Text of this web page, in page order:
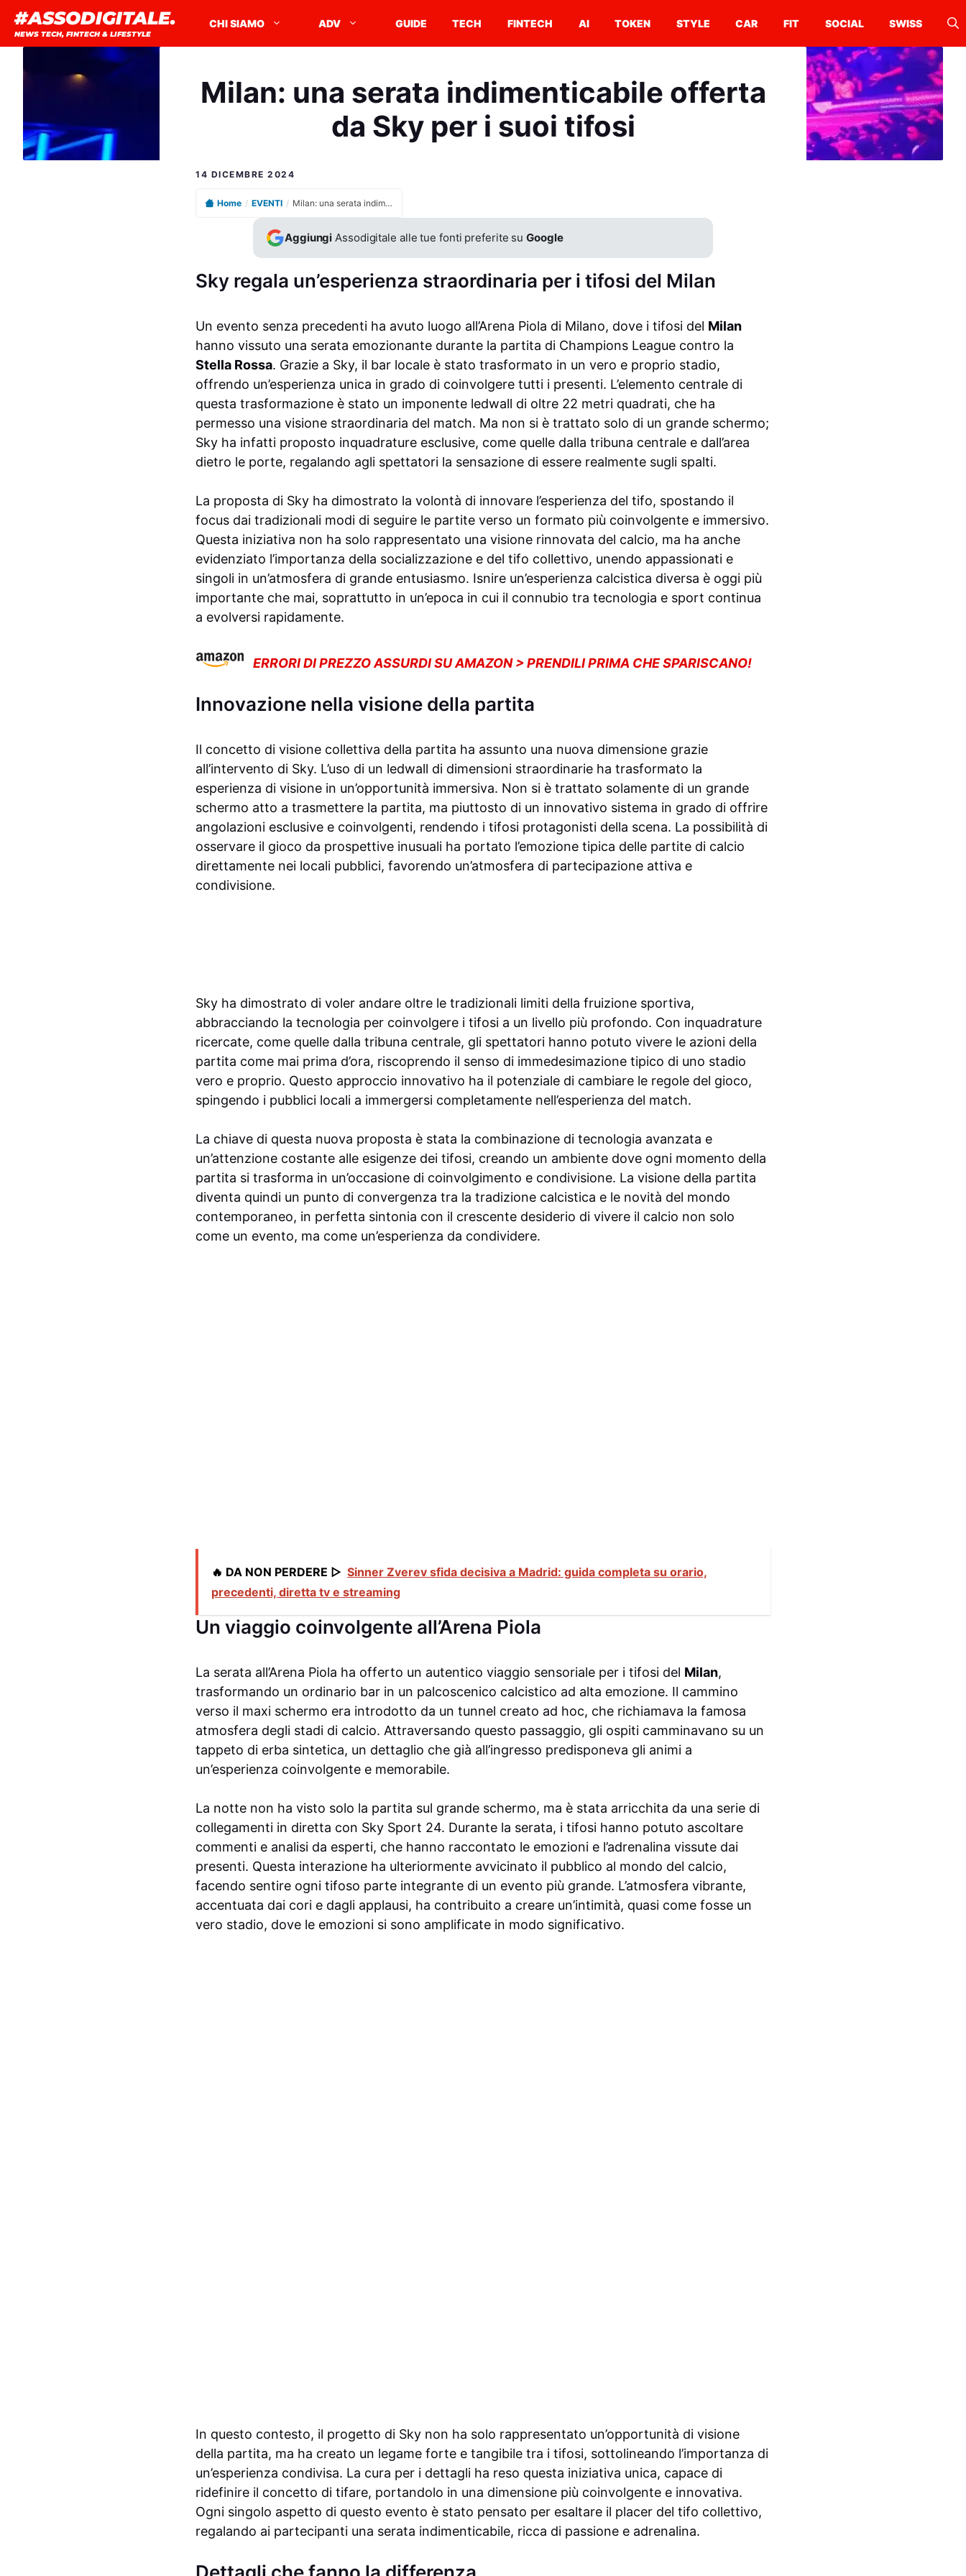
contenuto
#ASSODIGITALE.
NEWS TECH, FINTECH & LIFESTYLE
CHI SIAMO ADV GUIDE TECH FINTECH AI TOKEN STYLE CAR FIT SOCIAL SWISS
Milan: una serata indimenticabile offerta
da Sky per i suoi tifosi
14 DICEMBRE 2024
Home / EVENTI / Milan: una serata indimenticabile offerta da Sky per i suoi tifosi
Aggiungi Assodigitale alle tue fonti preferite suGoogle
Sky regala un’esperienza straordinaria per i tifosi del Milan
Un evento senza precedenti ha avuto luogo all’Arena Piola di Milano, dove i tifosi del Milan
hanno vissuto una serata emozionante durante la partita di Champions League contro la
Stella Rossa. Grazie a Sky, il bar locale è stato trasformato in un vero e proprio stadio,
offrendo un’esperienza unica in grado di coinvolgere tutti i presenti. L’elemento centrale di
questa trasformazione è stato un imponente ledwall di oltre 22 metri quadrati, che ha
permesso una visione straordinaria del match. Ma non si è trattato solo di un grande schermo;
Sky ha infatti proposto inquadrature esclusive, come quelle dalla tribuna centrale e dall’area
dietro le porte, regalando agli spettatori la sensazione di essere realmente sugli spalti.
La proposta di Sky ha dimostrato la volontà di innovare l’esperienza del tifo, spostando il
focus dai tradizionali modi di seguire le partite verso un formato più coinvolgente e immersivo.
Questa iniziativa non ha solo rappresentato una visione rinnovata del calcio, ma ha anche
evidenziato l’importanza della socializzazione e del tifo collettivo, unendo appassionati e
singoli in un’atmosfera di grande entusiasmo. Isnire un’esperienza calcistica diversa è oggi più
importante che mai, soprattutto in un’epoca in cui il connubio tra tecnologia e sport continua
a evolversi rapidamente.
ERRORI DI PREZZO ASSURDI SU AMAZON > PRENDILI PRIMA CHE SPARISCANO!
Innovazione nella visione della partita
Il concetto di visione collettiva della partita ha assunto una nuova dimensione grazie
all’intervento di Sky. L’uso di un ledwall di dimensioni straordinarie ha trasformato la
esperienza di visione in un’opportunità immersiva. Non si è trattato solamente di un grande
schermo atto a trasmettere la partita, ma piuttosto di un innovativo sistema in grado di offrire
angolazioni esclusive e coinvolgenti, rendendo i tifosi protagonisti della scena. La possibilità di
osservare il gioco da prospettive inusuali ha portato l’emozione tipica delle partite di calcio
direttamente nei locali pubblici, favorendo un’atmosfera di partecipazione attiva e
condivisione.
Sky ha dimostrato di voler andare oltre le tradizionali limiti della fruizione sportiva,
abbracciando la tecnologia per coinvolgere i tifosi a un livello più profondo. Con inquadrature
ricercate, come quelle dalla tribuna centrale, gli spettatori hanno potuto vivere le azioni della
partita come mai prima d’ora, riscoprendo il senso di immedesimazione tipico di uno stadio
vero e proprio. Questo approccio innovativo ha il potenziale di cambiare le regole del gioco,
spingendo i pubblici locali a immergersi completamente nell’esperienza del match.
La chiave di questa nuova proposta è stata la combinazione di tecnologia avanzata e
un’attenzione costante alle esigenze dei tifosi, creando un ambiente dove ogni momento della
partita si trasforma in un’occasione di coinvolgimento e condivisione. La visione della partita
diventa quindi un punto di convergenza tra la tradizione calcistica e le novità del mondo
contemporaneo, in perfetta sintonia con il crescente desiderio di vivere il calcio non solo
come un evento, ma come un’esperienza da condividere.
🔥 DA NON PERDERE ▷ Sinner Zverev sfida decisiva a Madrid: guida completa su orario,
precedenti, diretta tv e streaming
Un viaggio coinvolgente all’Arena Piola
La serata all’Arena Piola ha offerto un autentico viaggio sensoriale per i tifosi del Milan,
trasformando un ordinario bar in un palcoscenico calcistico ad alta emozione. Il cammino
verso il maxi schermo era introdotto da un tunnel creato ad hoc, che richiamava la famosa
atmosfera degli stadi di calcio. Attraversando questo passaggio, gli ospiti camminavano su un
tappeto di erba sintetica, un dettaglio che già all’ingresso predisponeva gli animi a
un’esperienza coinvolgente e memorabile.
La notte non ha visto solo la partita sul grande schermo, ma è stata arricchita da una serie di
collegamenti in diretta con Sky Sport 24. Durante la serata, i tifosi hanno potuto ascoltare
commenti e analisi da esperti, che hanno raccontato le emozioni e l’adrenalina vissute dai
presenti. Questa interazione ha ulteriormente avvicinato il pubblico al mondo del calcio,
facendo sentire ogni tifoso parte integrante di un evento più grande. L’atmosfera vibrante,
accentuata dai cori e dagli applausi, ha contribuito a creare un’intimità, quasi come fosse un
vero stadio, dove le emozioni si sono amplificate in modo significativo.
In questo contesto, il progetto di Sky non ha solo rappresentato un’opportunità di visione
della partita, ma ha creato un legame forte e tangibile tra i tifosi, sottolineando l’importanza di
un’esperienza condivisa. La cura per i dettagli ha reso questa iniziativa unica, capace di
ridefinire il concetto di tifare, portandolo in una dimensione più coinvolgente e innovativa.
Ogni singolo aspetto di questo evento è stato pensato per esaltare il placer del tifo collettivo,
regalando ai partecipanti una serata indimenticabile, ricca di passione e adrenalina.